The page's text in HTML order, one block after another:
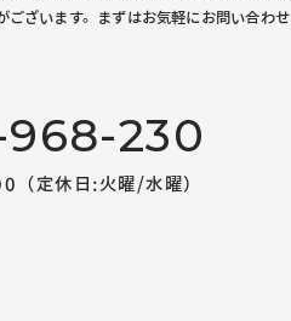
ございます。まずはお気軽にお問い合わせ
968-230
定休日:火曜/水曜）